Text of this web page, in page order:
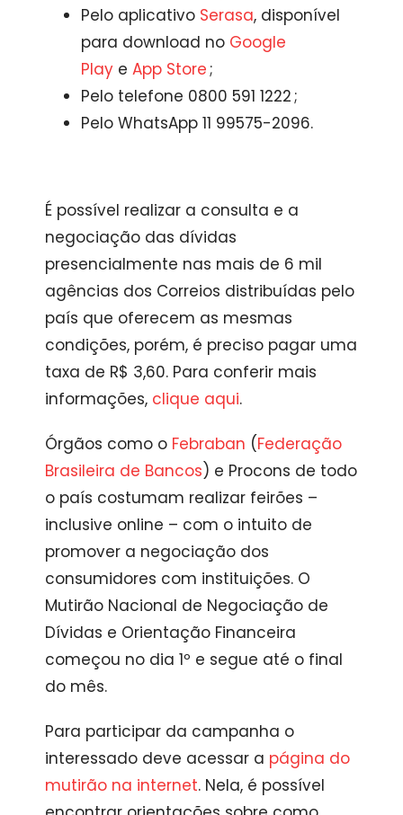
Pelo aplicativo Serasa, disponível
para download no Google
Playe App Store;
Pelo telefone 0800 591 1222 ;
Pelo WhatsApp 11 99575-2096.
É possível realizar a consulta e a
negociação das dívidas
presencialmente nas mais de 6 mil
agências dos Correios distribuídas pelo
país que oferecem as mesmas
condições, porém, é preciso pagar uma
taxa de R$ 3,60. Para conferir mais
informações, clique aqui.
Órgãos como o Febraban (Federação
Brasileira de Bancos) e Procons de todo
o país costumam realizar feirões –
inclusive online – com o intuito de
promover a negociação dos
consumidores com instituições. O
Mutirão Nacional de Negociação de
Dívidas e Orientação Financeira
começou no dia 1º e segue até o final
do mês.
Para participar da campanha o
interessado deve acessar a página do
mutirão na internet. Nela, é possível